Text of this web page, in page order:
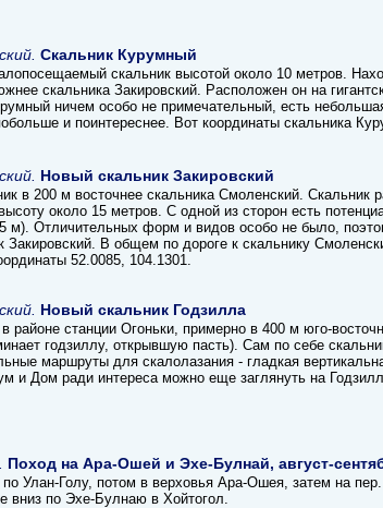
Скальник Курумный
скальник высотой около 10 метров.
скальника Закировский. Расположен он на
ничем особо не примечательный, есть
и поинтереснее. Вот координаты скальника
Новый скальник Закировский
в 200 м восточнее скальника Смоленский. Скальник
около 15 метров. С одной из сторон есть
м). Отличительных форм и видов особо не было,
Закировский. В общем по дороге к скальнику
52.0085, 104.1301.
Новый скальник Годзилла
районе станции Огоньки, примерно в 400 м юго-
годзиллу, открывшую пасть). Сам по себе
маршруты для скалолазания - гладкая
и Дом ради интереса можно еще заглянуть на
Поход на Ара-Ошей и Эхе-Булнай, август-
Улан-Голу, потом в верховья Ара-Ошея, затем на
вниз по Эхе-Булнаю в Хойтогол.